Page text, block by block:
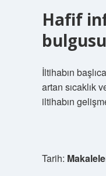
Hafif
İltihabın
artan sıcaklık
iltihabın
Tarih: